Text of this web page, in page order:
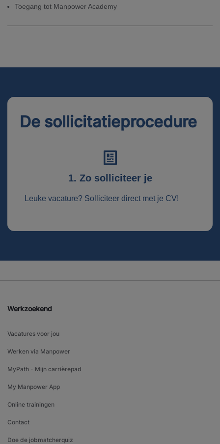
Toegang tot Manpower Academy
De sollicitatieprocedure
1. Zo solliciteer je
Leuke vacature? Solliciteer direct met je CV!
Werkzoekend
Vacatures voor jou
Werken via Manpower
MyPath - Mijn carrièrepad
My Manpower App
Online trainingen
Contact
Doe de jobmatcherquiz